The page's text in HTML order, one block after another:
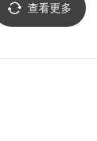
查看更多